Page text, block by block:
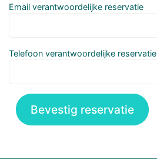
Email verantwoordelijke reservatie
Telefoon verantwoordelijke reservatie
Bevestig reservatie